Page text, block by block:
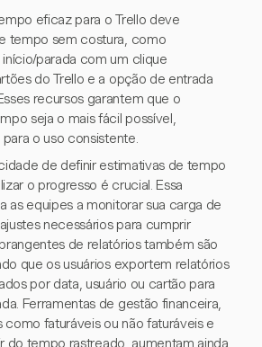
eficaz para o Trello deve
tempo sem costura, como
parada com um clique
do Trello e a opção de entrada
recursos garantem que o
seja o mais fácil possível,
o uso consistente.
de definir estimativas de tempo
o progresso é crucial. Essa
as equipes a monitorar sua carga de
necessários para cumprir
de relatórios também são
que os usuários exportem relatórios
por data, usuário ou cartão para
Ferramentas de gestão financeira,
faturáveis ou não faturáveis e
do tempo rastreado, aumentam ainda